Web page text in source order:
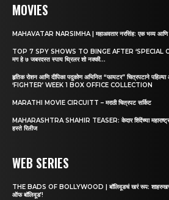
MOVIES
MAHAVATAR NARSIMHA | महाअवतार नरसिंह: एक भव्य आणि
TOP 7 SPY SHOWS TO BINGE AFTER ‘SPECIAL
मग हे ७ जबरदस्त स्पाय थ्रिलर शो नक्की...
हृतिक रोशन आणि दीपिका पदुकोण अभिनित “फायटर” चित्रपटाने
‘FIGHTER’ WEEK 1 BOX OFFICE COLLECTION
MARATHI MOVIE CIRCUITT – मराठी चित्रपट सर्किट
MAHARASHTRA SHAHIR TEASER: केदार शिंदेंच्या महाराष्ट्र
हस्ते रिलीज
WEB SERIES
THE BADS OF BOLLYWOOD | बॉलिवूडचं खरं रूप:
ऑफ बॉलिवूड’!